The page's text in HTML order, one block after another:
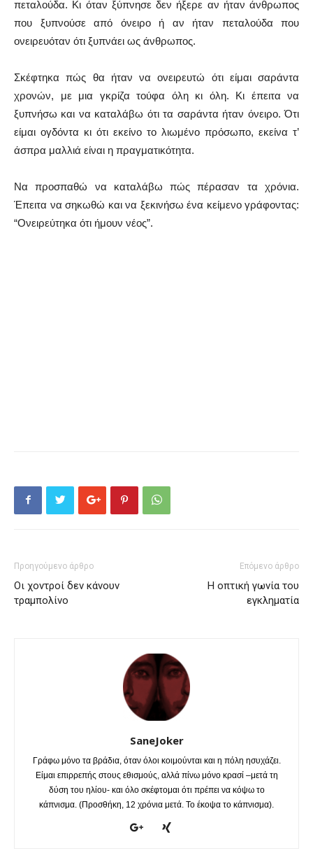
πεταλούδα. Κι όταν ξύπνησε δεν ήξερε αν ήταν άνθρωπος
που ξυπνούσε από όνειρο ή αν ήταν πεταλούδα που
ονειρευόταν ότι ξυπνάει ως άνθρωπος.
Σκέφτηκα πώς θα ήταν να ονειρευτώ ότι είμαι σαράντα
χρονών, με μια γκρίζα τούφα όλη κι όλη. Κι έπειτα να
ξυπνήσω και να καταλάβω ότι τα σαράντα ήταν όνειρο. Ότι
είμαι ογδόντα κι ότι εκείνο το λιωμένο πρόσωπο, εκείνα τ’
άσπρα μαλλιά είναι η πραγματικότητα.
Να προσπαθώ να καταλάβω πώς πέρασαν τα χρόνια.
Έπειτα να σηκωθώ και να ξεκινήσω ένα κείμενο γράφοντας:
“Ονειρεύτηκα ότι ήμουν νέος”.
Προηγούμενο άρθρο
Οι χοντροί δεν κάνουν
τραμπολίνο
Επόμενο άρθρο
Η οπτική γωνία του
εγκληματία
SaneJoker
Γράφω μόνο τα βράδια, όταν όλοι κοιμούνται και η πόλη ησυχάζει.
Είμαι επιρρεπής στους εθισμούς, αλλά πίνω μόνο κρασί –μετά τη
δύση του ηλίου- και όλο σκέφτομαι ότι πρέπει να κόψω το
κάπνισμα. (Προσθήκη, 12 χρόνια μετά. Το έκοψα το κάπνισμα).